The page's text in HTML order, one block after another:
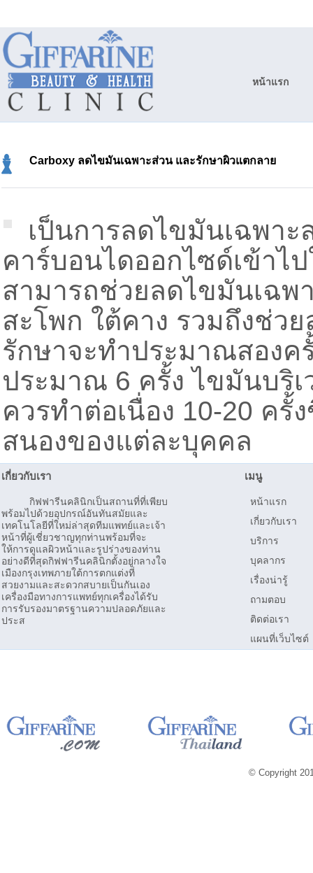
หน้าแรก
Carboxy ลดไขมันเฉพาะส่วน และรักษาผิวแตกลาย
เป็นการลดไขมันเฉพา
คาร์บอนไดออกไซด์เข้าไ
สามารถช่วยลดไขมันเฉพ
สะโพก ใต้คาง รวมถึงช่ว
รักษาจะทำประมาณสองค
ประมาณ 6 ครั้ง ไขมันบริ
ควรทำต่อเนื่อง 10-20 ค
สนองของแต่ละบุคคล
เกี่ยวกับเรา
กิฟฟารีนคลินิกเป็นสถานที่ที่เพียบ
พร้อมไปด้วยอุปกรณ์อันทันสมัยและ
เทคโนโลยีที่ใหม่ล่าสุดทีมแพทย์และเจ้า
หน้าที่ผู้เชี่ยวชาญทุกท่านพร้อมที่จะ
ให้การดูแลผิวหน้าและรูปร่างของท่าน
อย่างดีที่สุดกิฟฟารีนคลินิกตั้งอยู่กลางใจ
เมืองกรุงเทพภายใต้การตกแต่งที่
สวยงามและสะดวกสบายเป็นกันเอง
เครื่องมือทางการแพทย์ทุกเครื่องได้รับ
การรับรองมาตรฐานความปลอดภัยและ
ประส
เมนู
หน้าแรก
เกี่ยวกับเรา
บริการ
บุคลากร
เรื่องน่ารู้
ถามตอบ
ติดต่อเรา
แผนที่เว็บไซต์
© Copyright